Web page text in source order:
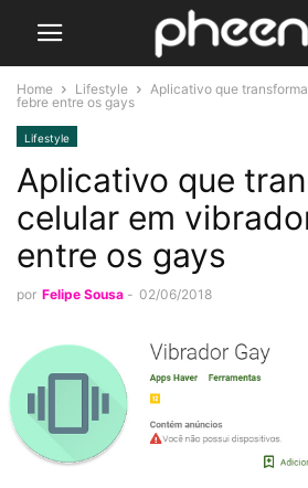
Home Lifestyle
Aplicativo que
febre entre os gays
Lifestyle
Aplicativo que
celular em
entre os gays
por Felipe Sousa - 02/06/2018